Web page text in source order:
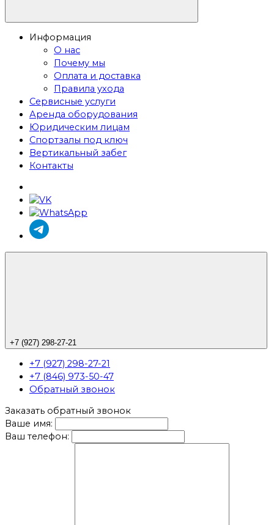
Информация
О нас
Почему мы
Оплата и доставка
Правила ухода
Сервисные услуги
Аренда оборудования
Юридическим лицам
Спортзалы под ключ
Вертикальный забег
Контакты
+7 (927) 298-27-21
+7 (927) 298-27-21
+7 (846) 973-50-47
Обратный звонок
Заказать обратный звонок
Ваше имя:
Ваш телефон: